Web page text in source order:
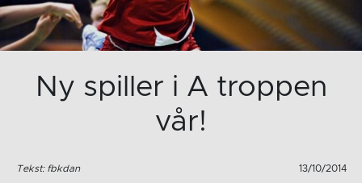
Ny spiller i A troppen
vår!
Tekst: fbkdan 13/10/2014